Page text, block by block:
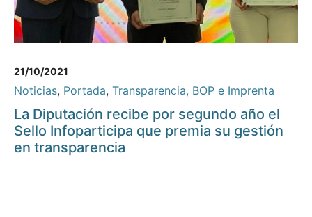
21/10/2021
Noticias, Portada, Transparencia, BOP e Imprenta
La Diputación recibe por segundo año el
Sello Infoparticipa que premia su gestión
en transparencia